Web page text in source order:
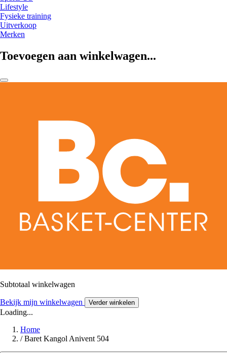
Lifestyle
Fysieke training
Uitverkoop
Merken
Toevoegen aan winkelwagen...
Subtotaal winkelwagen
Bekijk mijn winkelwagen Verder winkelen
Loading...
Home
/ Baret Kangol Anivent 504